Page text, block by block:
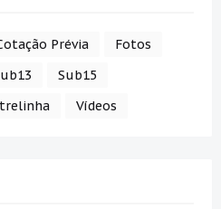
Prévia
Fotos
Sub15
Vídeos